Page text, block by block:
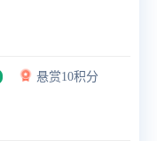
悬赏10积分